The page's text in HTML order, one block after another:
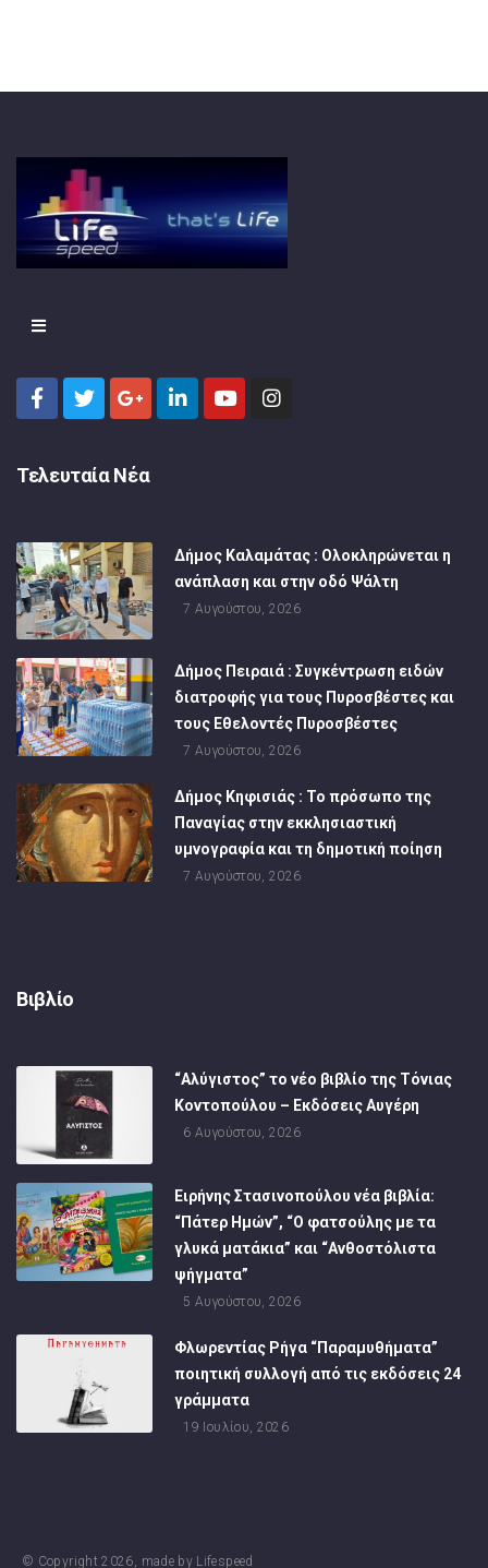
Τελευταία Νέα
Δήμος Καλαμάτας : Ολοκληρώνεται η
ανάπλαση και στην οδό Ψάλτη
7 Αυγούστου, 2026
Δήμος Πειραιά : Συγκέντρωση ειδών
διατροφής για τους Πυροσβέστες και
τους Εθελοντές Πυροσβέστες
7 Αυγούστου, 2026
Δήμος Κηφισιάς : Το πρόσωπο της
Παναγίας στην εκκλησιαστική
υμνογραφία και τη δημοτική ποίηση
7 Αυγούστου, 2026
Βιβλίο
“Αλύγιστος” το νέο βιβλίο της Τόνιας
Κοντοπούλου – Εκδόσεις Αυγέρη
6 Αυγούστου, 2026
Ειρήνης Στασινοπούλου νέα βιβλία:
“Πάτερ Ημών”, “Ο φατσούλης με τα
γλυκά ματάκια” και “Ανθοστόλιστα
ψήγματα”
5 Αυγούστου, 2026
Φλωρεντίας Ρήγα “Παραμυθήματα”
ποιητική συλλογή από τις εκδόσεις 24
γράμματα
19 Ιουλίου, 2026
© Copyright2026, made by Lifespeed